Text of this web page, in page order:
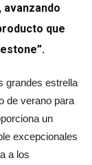
avanzando
que
grandes estrella
de verano para
un
excepcionales
a los